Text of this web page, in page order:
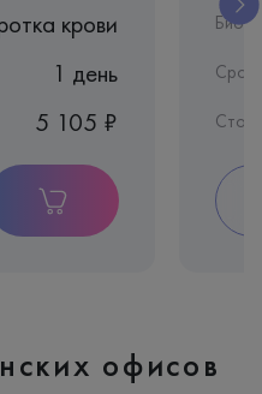
крови
1 день
5 105 ₽
Срок
офисов